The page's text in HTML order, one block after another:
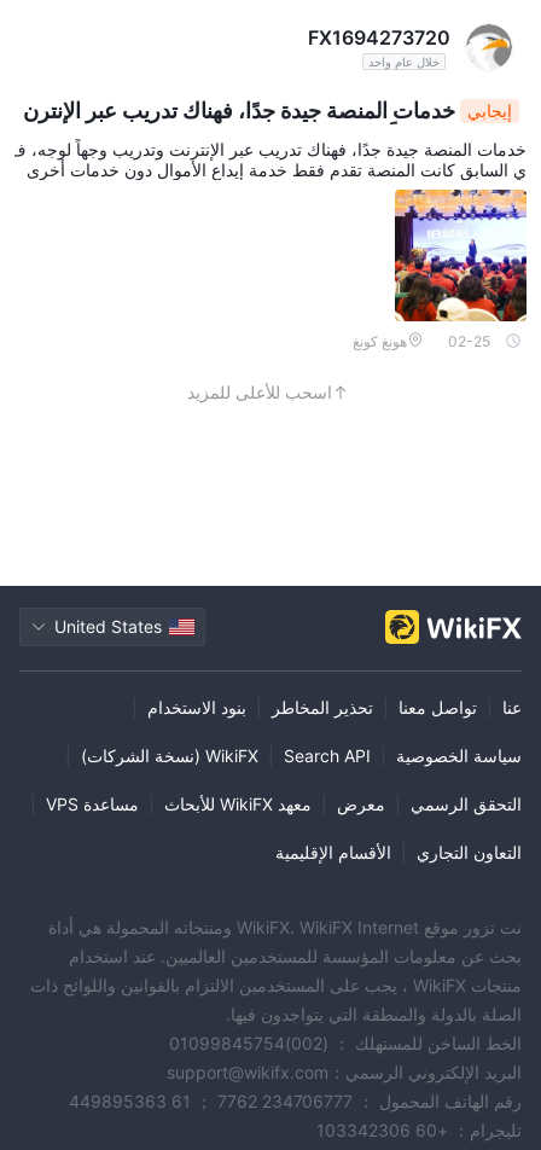
FX1694273720
خلال عام واحد
إيجابي
خدمات المنصة جيدة جدًا، فهناك تدريب عبر الإنترن
ت وتدريب وجهاً لوجه،
خدمات المنصة جيدة جدًا، فهناك تدريب عبر الإنترنت وتدريب وجهاً لوجه، ف
ي السابق كانت المنصة تقدم فقط خدمة إيداع الأموال دون خدمات أخرى
02-25 هونغ كونغ
اسحب للأعلى للمزيد
United States
عنا تواصل معنا تحذير المخاطر بنود الاستخدام
سياسة الخصوصية Search API WikiFX (نسخة الشركات)
التحقق الرسمي معرض معهد WikiFX للأبحاث مساعدة VPS
التعاون التجاري الأقسام الإقليمية
نت تزور موقع WikiFX. WikiFX Internet ومنتجاته المحمولة هي أداة
بحث عن معلومات المؤسسة للمستخدمين العالميين. عند استخدام
منتجات WikiFX ، يجب على المستخدمين الالتزام بالقوانين واللوائح ذات
الصلة بالدولة والمنطقة التي يتواجدون فيها.
الخط الساخن للمستهلك ： (002)01099845754
البريد الإلكتروني الرسمي：support@wikifx.com
رقم الهاتف المحمول ： 234706777 7762 ； 61 449895363
تليجرام： +60 103342306